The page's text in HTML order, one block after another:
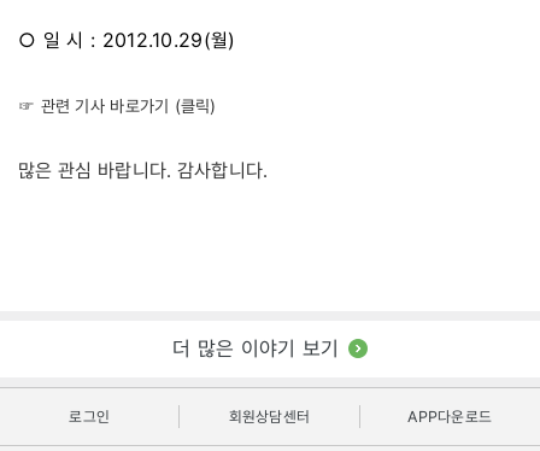
○ 일 시 : 2012.10.29(월)
☞ 관련 기사 바로가기 (클릭)
많은 관심 바랍니다. 감사합니다.
더 많은 이야기 보기
로그인 회원상담센터 APP다운로드